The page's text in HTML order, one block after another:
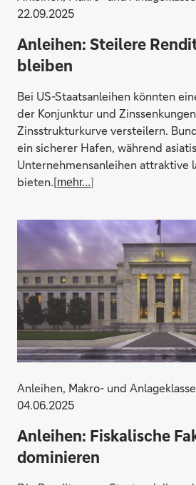
22.09.2025
Anleihen: Steilere
bleiben
Bei US-Staatsanleihen könnten
der Konjunktur und
Zinsstrukturkurve versteilern.
ein sicherer Hafen, während
Unternehmensanleihen attraktive
bieten.[mehr...]
Anleihen, Makro- und
04.06.2025
Anleihen: Fiskalische
dominieren